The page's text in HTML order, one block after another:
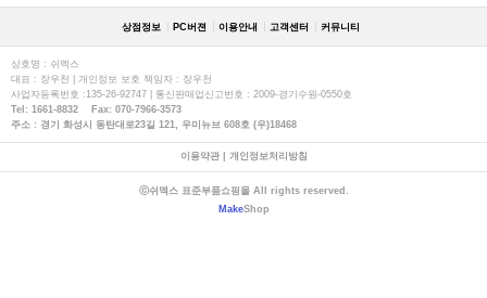
상점정보 PC버젼 이용안내 고객센터 커뮤니티
상호명 : 쉬멕스
대표 : 장우천 | 개인정보 보호 책임자 : 장우천
사업자등록번호 :135-26-92747 | 통신판매업신고번호 : 2009-경기수원-0550호
Tel: 1661-8832 Fax: 070-7966-3573
주소 : 경기 화성시 동탄대로23길 121, 우미뉴브 608호 (우)18468
이용약관| 개인정보처리방침
ⓒ쉬멕스 표준부품쇼핑몰 All rights reserved.
MakeShop